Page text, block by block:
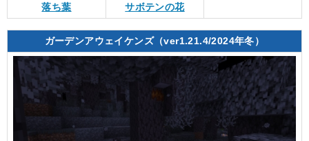
落ち葉 サボテンの花
ガーデンアウェイケンズ（ver1.21.4/2024年冬）